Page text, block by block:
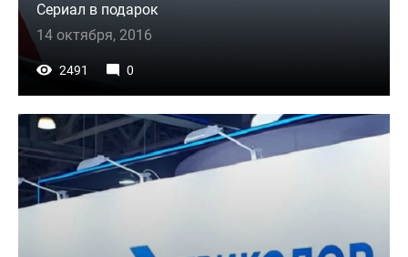
Сериал в подарок
14 октября, 2016
2491 0